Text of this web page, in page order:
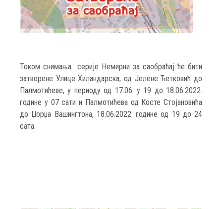
Током снимања серије Немирни за саобраћај ће бити
затворене Улицe Хиландарска, од Јелене Ћетковић до
Палмотићеве, у периоду од 17.06. у 19 до 18.06.2022.
године у 07 сати и Палмотићева од Косте Стојановића
до Џорџа Вашингтона, 18.06.2022. године од 19 до 24
сата.